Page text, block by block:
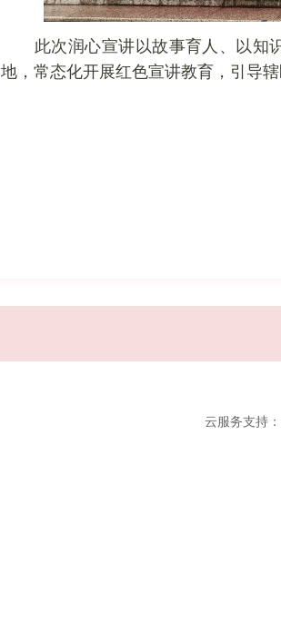
此次润心宣讲以故事育人、以知
地，常态化开展红色宣讲教育，引导
云服务支持